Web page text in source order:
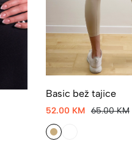
Basic bež tajice
52.00 KM 65.00 KM